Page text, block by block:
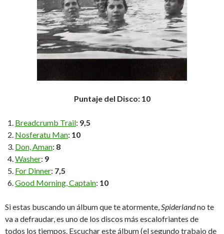
Puntaje del Disco: 10
Breadcrumb Trail: 9,5
Nosferatu Man: 10
Don, Aman: 8
Washer: 9
For Dinner: 7,5
Good Morning, Captain: 10
Si estas buscando un álbum que te atormente,Spiderlandno te
va a defraudar, es uno de los discos más escalofriantes de
todos los tiempos. Escuchar este álbum (el segundo trabajo de